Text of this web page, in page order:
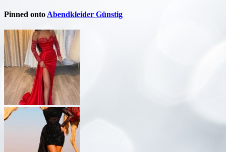
Pinned onto Abendkleider Günstig